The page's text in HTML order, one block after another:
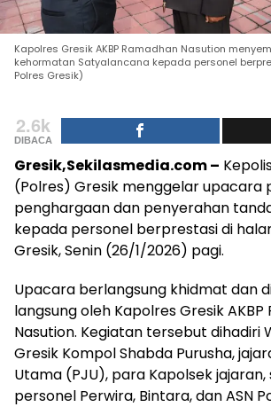
Kapolres Gresik AKBP Ramadhan Nasution
kehormatan Satyalancana kepada personel
Polres Gresik)
2.6k
DIBACA
Gresik,Sekilasmedia.com –
(Polres) Gresik menggelar upacara
penghargaan dan penyerahan
kepada personel berprestasi di
Gresik, Senin (26/1/2026) pagi.
Upacara berlangsung khidmat dan
langsung oleh Kapolres Gresik AKBP
Nasution. Kegiatan tersebut dihadiri
Gresik Kompol Shabda Purusha,
Utama (PJU), para Kapolsek
personel Perwira, Bintara, dan ASN